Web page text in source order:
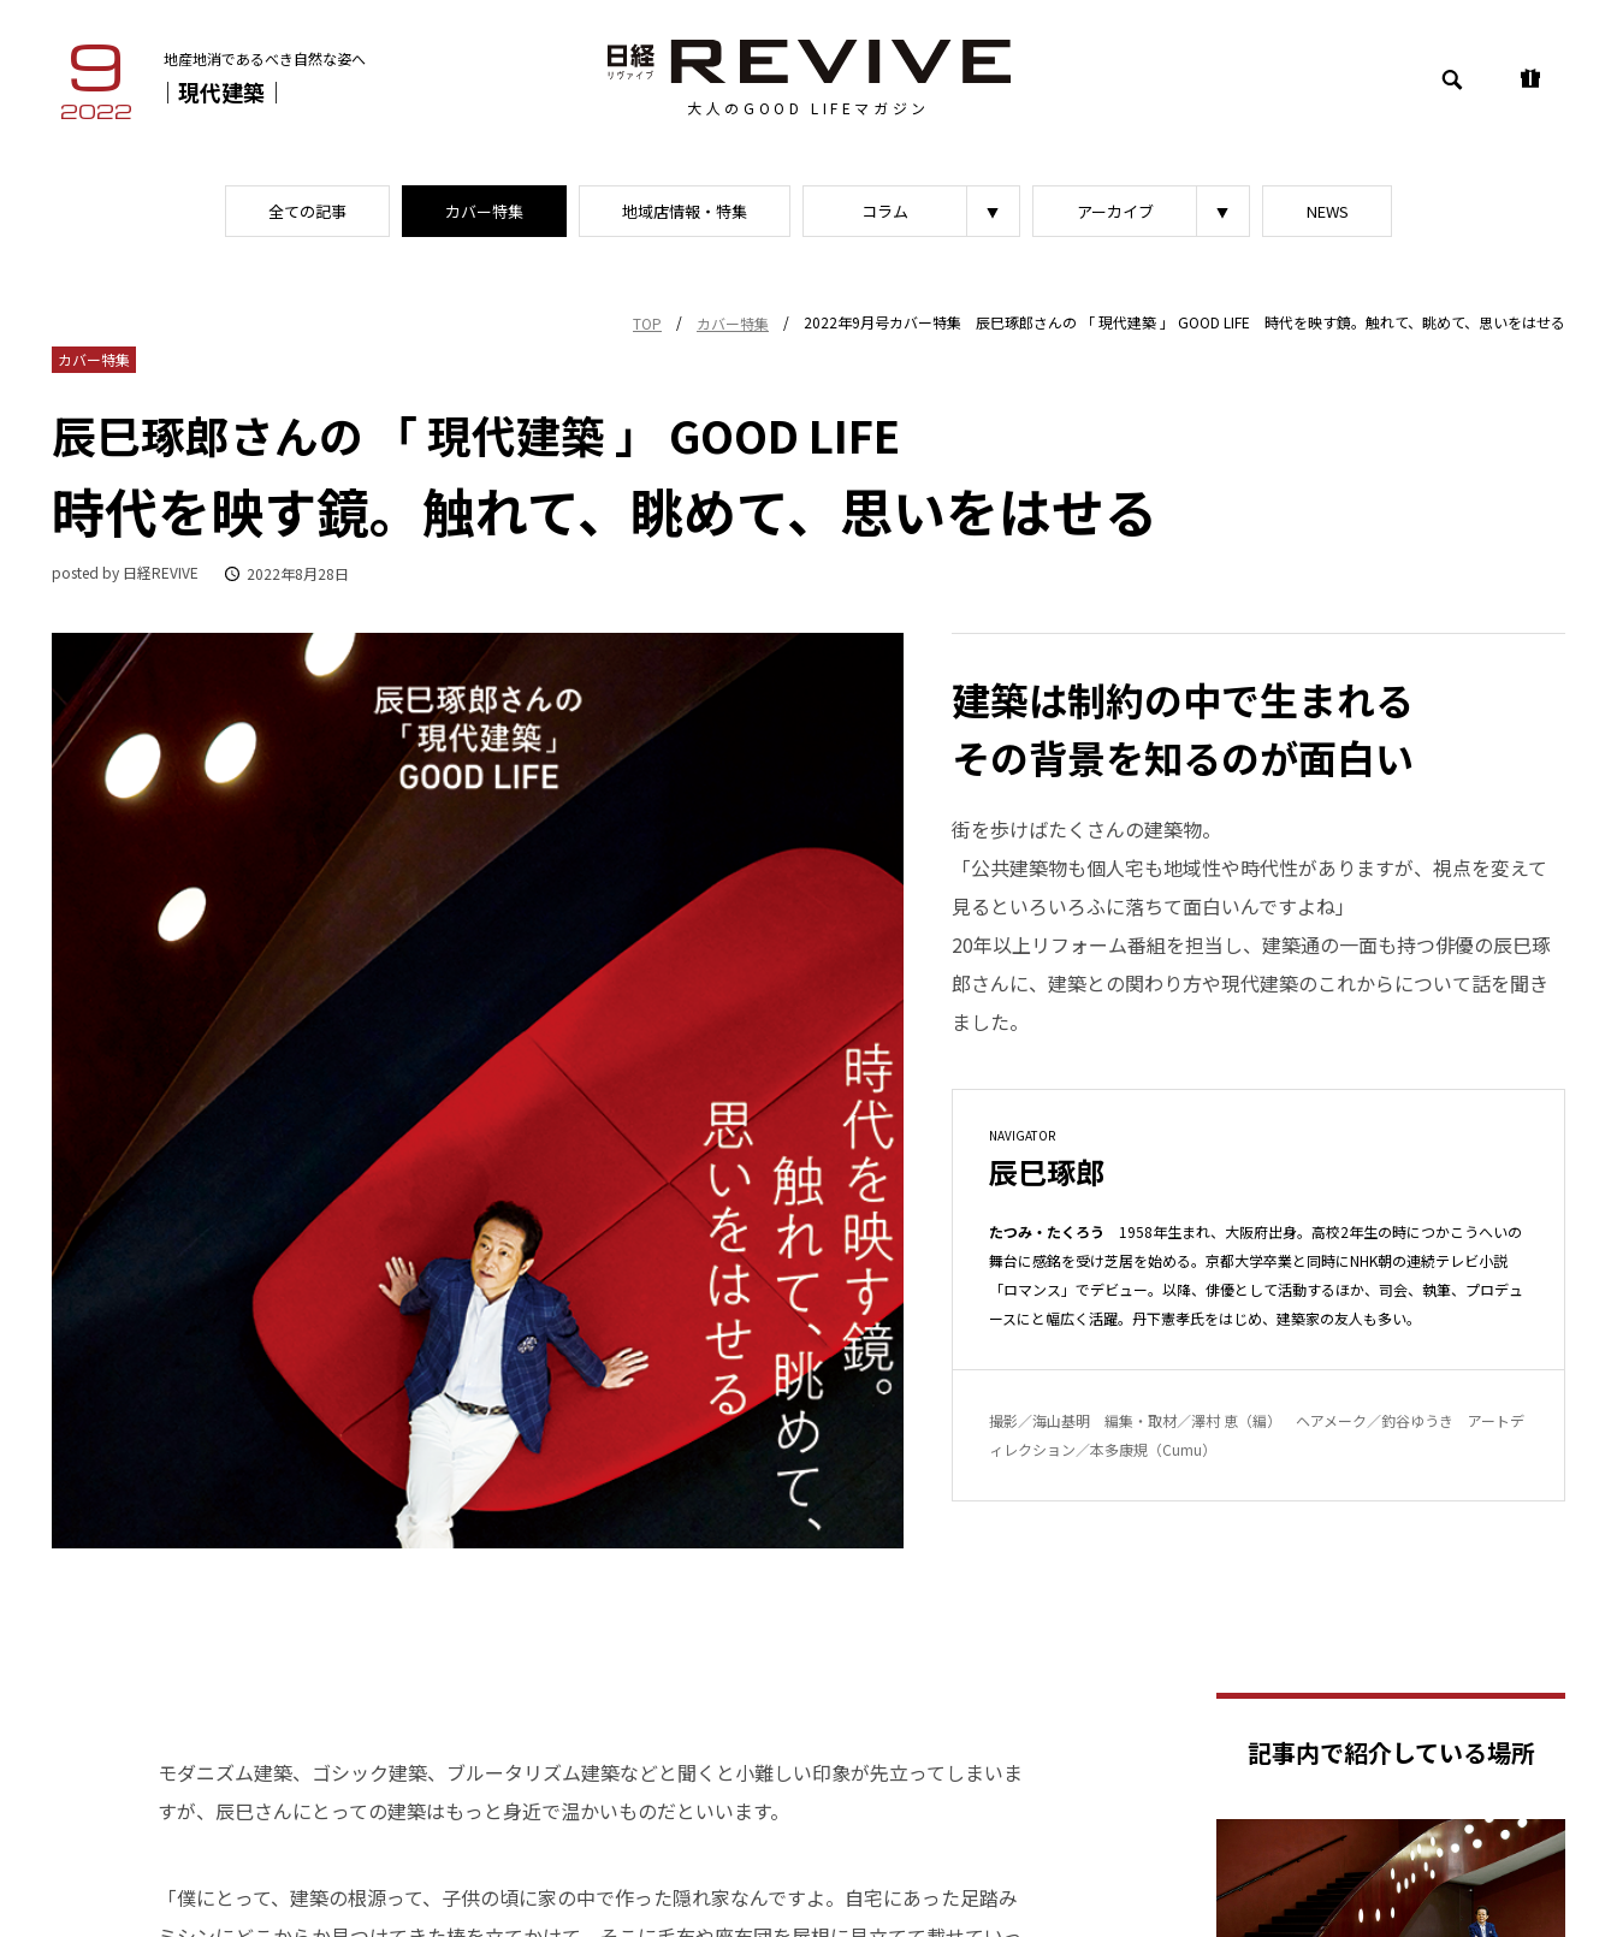
9
2022
地産地消であるべき自然な姿へ
｜現代建築｜
大人のGOOD LIFEマガジン
全ての記事 カバー特集 地域店情報・特集 コラム アーカイブ NEWS
TOP / カバー特集 /
2022年9月号カバー特集 辰巳琢郎さんの 「 現代建築 」 GOOD LIFE 時代を映す鏡。触れて、眺めて、思いをはせる
カバー特集
辰巳琢郎さんの 「 現代建築 」 GOOD LIFE
時代を映す鏡。触れて、眺めて、思いをはせる
posted by 日経REVIVE 2022年8月28日
建築は制約の中で生まれる
その背景を知るのが面白い
街を歩けばたくさんの建築物。
「公共建築物も個人宅も地域性や時代性がありますが、視点を変えて
見るといろいろふに落ちて面白いんですよね」
20年以上リフォーム番組を担当し、建築通の一面も持つ俳優の辰巳琢
郎さんに、建築との関わり方や現代建築のこれからについて話を聞き
ました。
NAVIGATOR
辰巳琢郎
たつみ・たくろう
1958年生まれ、大阪府出身。高校2年生の時につかこうへいの
舞台に感銘を受け芝居を始める。京都大学卒業と同時にNHK朝の連続テレビ小説
「ロマンス」でデビュー。以降、俳優として活動するほか、司会、執筆、プロデュ
ースにと幅広く活躍。丹下憲孝氏をはじめ、建築家の友人も多い。
撮影／海山基明 編集・取材／澤村 恵（編） ヘアメーク／釣谷ゆうき アートデ
ィレクション／本多康規（Cumu）
モダニズム建築、ゴシック建築、ブルータリズム建築などと聞くと小難しい印象が先立ってしまいま
すが、辰巳さんにとっての建築はもっと身近で温かいものだといいます。
「僕にとって、建築の根源って、子供の頃に家の中で作った隠れ家なんですよ。自宅にあった足踏み
記事内で紹介している場所